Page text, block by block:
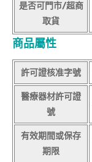
是否可門市/超商
取貨
商品屬性
許可證核准字號
醫療器材許可證
號
有效期間或保存
期限